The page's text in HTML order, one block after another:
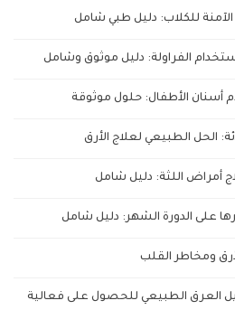
للكلاب: دليل طبي شامل
الفراولة: دليل موثوق وشامل
أسنان الأطفال: حلول موثوقة
الحل الطبيعي لعلاج الأرق
أمراض اللثة: دليل شامل
على الدورة الشهر: دليل شامل
ومخاطر القلب
العرق الطبيعي للحصول على فعالية